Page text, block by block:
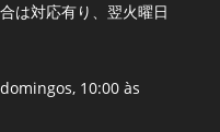
は対応有り、翌火曜日
10:00 às